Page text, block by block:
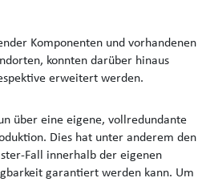
Komponenten und vorhandenen
konnten darüber hinaus
erweitert werden.
über eine eigene, vollredundante
Dies hat unter anderem den
Fall innerhalb der eigenen
garantiert werden kann. Um